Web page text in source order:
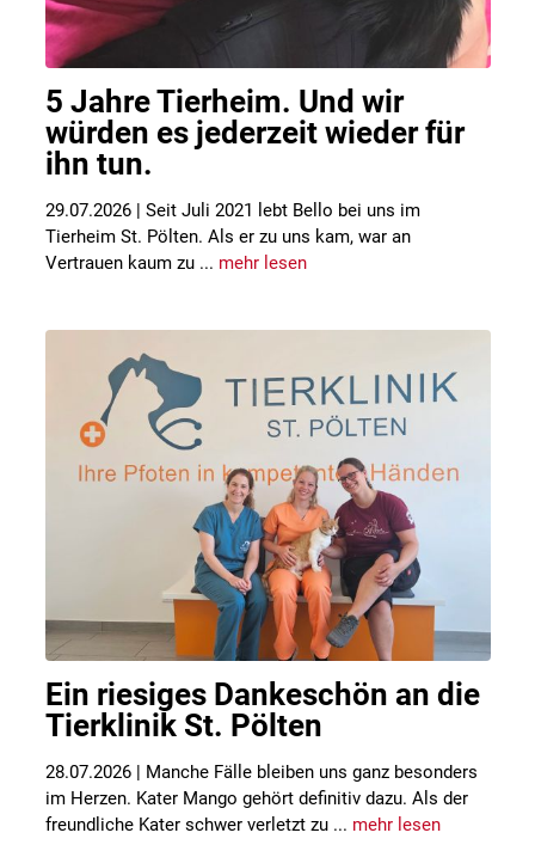
5 Jahre Tierheim. Und wir
würden es jederzeit wieder für
ihn tun.
29.07.2026 | Seit Juli 2021 lebt Bello bei uns im
Tierheim St. Pölten. Als er zu uns kam, war an
Vertrauen kaum zu ... mehr lesen
Ein riesiges Dankeschön an die
Tierklinik St. Pölten
28.07.2026 | Manche Fälle bleiben uns ganz besonders
im Herzen. Kater Mango gehört definitiv dazu. Als der
freundliche Kater schwer verletzt zu ... mehr lesen